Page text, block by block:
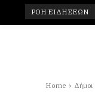
ΡΟΗ ΕΙΔΗΣΕΩΝ
Home Δήμοι